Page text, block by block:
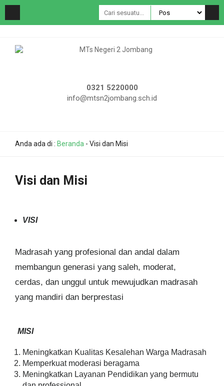
0321 5220000
info@mtsn2jombang.sch.id
Anda ada di : Beranda - Visi dan Misi
Visi dan Misi
VISI
Madrasah yang profesional dan andal dalam
membangun generasi yang saleh, moderat,
cerdas, dan unggul untuk mewujudkan madrasah
yang mandiri dan berprestasi
MISI
Meningkatkan Kualitas Kesalehan Warga Madrasah
Memperkuat moderasi beragama
Meningkatkan Layanan Pendidikan yang bermutu